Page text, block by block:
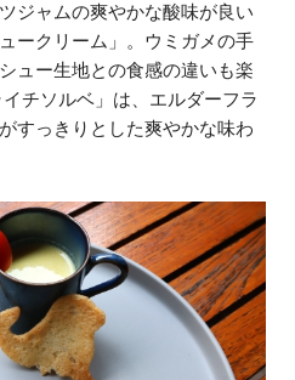
ジャムの爽やかな酸味が良い
ークリーム」。ウミガメの手
ュー生地との食感の違いも楽
チソルベ」は、エルダーフラ
すっきりとした爽やかな味わ